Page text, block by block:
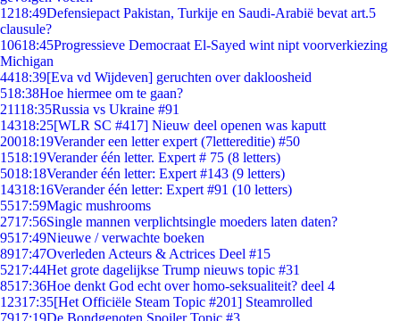
1218:49Defensiepact Pakistan, Turkije en Saudi-Arabië bevat art.5
clausule?
10618:45Progressieve Democraat El-Sayed wint nipt voorverkiezing
Michigan
4418:39[Eva vd Wijdeven] geruchten over dakloosheid
518:38Hoe hiermee om te gaan?
21118:35Russia vs Ukraine #91
14318:25[WLR SC #417] Nieuw deel openen was kaputt
20018:19Verander een letter expert (7lettereditie) #50
1518:19Verander één letter. Expert # 75 (8 letters)
5018:18Verander één letter: Expert #143 (9 letters)
14318:16Verander één letter: Expert #91 (10 letters)
5517:59Magic mushrooms
2717:56Single mannen verplichtsingle moeders laten daten?
9517:49Nieuwe / verwachte boeken
8917:47Overleden Acteurs & Actrices Deel #15
5217:44Het grote dagelijkse Trump nieuws topic #31
8517:36Hoe denkt God echt over homo-seksualiteit? deel 4
12317:35[Het Officiële Steam Topic #201] Steamrolled
7917:19De Bondgenoten Spoiler Topic #3